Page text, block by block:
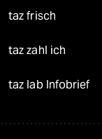
taz frisch
taz zahl ich
taz lab Infobrief